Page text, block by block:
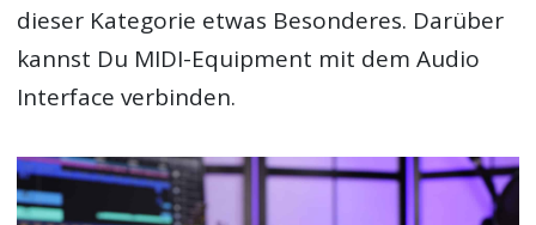
dieser Kategorie etwas Besonderes. Darüber
kannst Du MIDI-Equipment mit dem Audio
Interface verbinden.